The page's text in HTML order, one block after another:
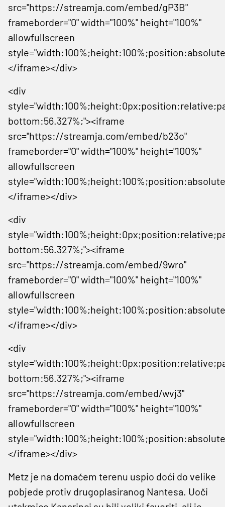
src="https://streamja.com/embed/gP3B"
frameborder="0" width="100%" height="100%"
allowfullscreen
</iframe></div>
<div
bottom:56.327%;"><iframe
src="https://streamja.com/embed/b23o"
frameborder="0" width="100%" height="100%"
allowfullscreen
</iframe></div>
<div
bottom:56.327%;"><iframe
src="https://streamja.com/embed/9wro"
frameborder="0" width="100%" height="100%"
allowfullscreen
</iframe></div>
<div
bottom:56.327%;"><iframe
src="https://streamja.com/embed/wvj3"
frameborder="0" width="100%" height="100%"
allowfullscreen
</iframe></div>
Metz je na domaćem terenu uspio doći do velike
pobjede protiv drugoplasiranog Nantesa. Uoči